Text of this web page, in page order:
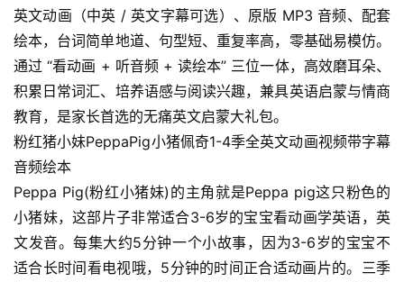
英文动画（中英 / 英文字幕可选）、原版 MP3 音频、配套
绘本，台词简单地道、句型短、重复率高，零基础易模仿。
通过 “看动画 + 听音频 + 读绘本” 三位一体，高效磨耳朵、
积累日常词汇、培养语感与阅读兴趣，兼具英语启蒙与情商
教育，是家长首选的无痛英文启蒙大礼包。
粉红猪小妹PeppaPig小猪佩奇1-4季全英文动画视频带字幕
音频绘本
Peppa Pig(粉红小猪妹)的主角就是Peppa pig这只粉色的
小猪妹，这部片子非常适合3-6岁的宝宝看动画学英语，英
文发音。每集大约5分钟一个小故事，因为3-6岁的宝宝不
适合长时间看电视哦，5分钟的时间正合适动画片的。三季